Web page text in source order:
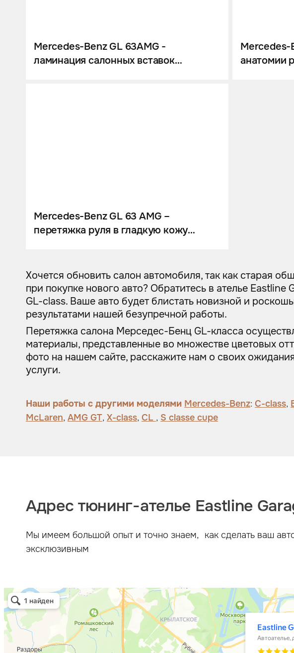
Активный выхлоп
Mercedes-Benz GL 63AMG -
ламинация салонных вставок
Mercedes-
анатомии
Mercedes-Benz GL 63 AMG –
перетяжка руля в гладкую кожу
Хочется обновить салон автомобиля, так как старая
при покупке нового авто? Обратитесь в ателье
GL-class. Ваше авто будет блистать новизной и
результатами нашей безупречной работы.
Перетяжка салона Мерседес-Бенц GL-класса
материалы, представленные во множестве цветовых
фото на нашем сайте, расскажите нам о своих
услуги.
Наши работы с другими моделями Mercedes-Benz: C-class,
McLaren, AMG GT, X-class, CL , S сlasse cupe
Адрес тюнинг-ателье Eastline
Мы имеем большой опыт и точно знаем, как сделать ваш
эксклюзивным